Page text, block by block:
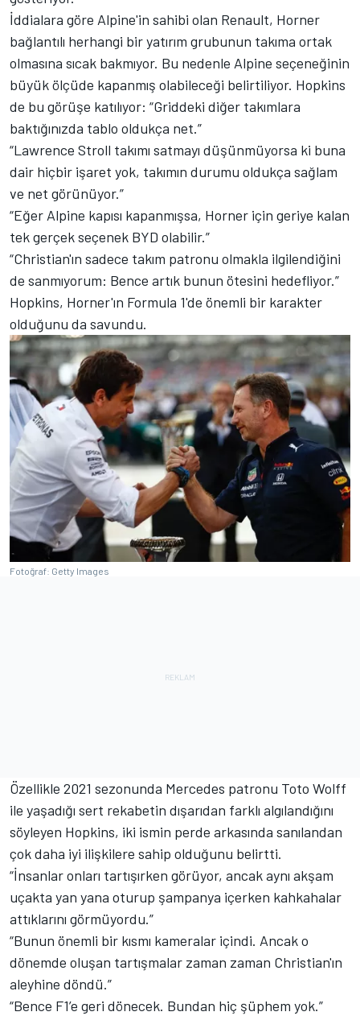
İddialara göre Alpine'in sahibi olan Renault, Horner
bağlantılı herhangi bir yatırım grubunun takıma ortak
olmasına sıcak bakmıyor. Bu nedenle Alpine seçeneğinin
büyük ölçüde kapanmış olabileceği belirtiliyor. Hopkins
de bu görüşe katılıyor: “Griddeki diğer takımlara
baktığınızda tablo oldukça net.”
“Lawrence Stroll takımı satmayı düşünmüyorsa ki buna
dair hiçbir işaret yok, takımın durumu oldukça sağlam
ve net görünüyor.”
“Eğer Alpine kapısı kapanmışsa, Horner için geriye kalan
tek gerçek seçenek BYD olabilir.”
“Christian'ın sadece takım patronu olmakla ilgilendiğini
de sanmıyorum: Bence artık bunun ötesini hedefliyor.”
Hopkins, Horner'ın Formula 1'de önemli bir karakter
olduğunu da savundu.
Fotoğraf: Getty Images
Özellikle 2021 sezonunda Mercedes patronu Toto Wolff
ile yaşadığı sert rekabetin dışarıdan farklı algılandığını
söyleyen Hopkins, iki ismin perde arkasında sanılandan
çok daha iyi ilişkilere sahip olduğunu belirtti.
“İnsanlar onları tartışırken görüyor, ancak aynı akşam
uçakta yan yana oturup şampanya içerken kahkahalar
attıklarını görmüyordu.”
“Bunun önemli bir kısmı kameralar içindi. Ancak o
dönemde oluşan tartışmalar zaman zaman Christian'ın
aleyhine döndü.”
“Bence F1’e geri dönecek. Bundan hiç şüphem yok.”